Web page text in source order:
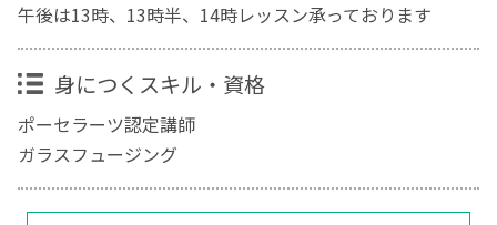
午後は13時、13時半、14時レッスン承っております
身につくスキル・資格
ポーセラーツ認定講師
ガラスフュージング